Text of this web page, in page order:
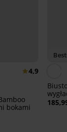
4,9
bokami